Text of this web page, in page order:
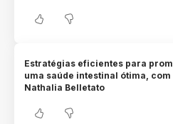
Estratégias eficientes para
uma saúde intestinal ótima, com
Nathalia Belletato